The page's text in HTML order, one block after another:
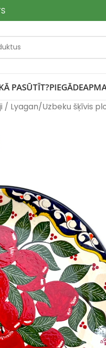
PASŪTĪT?PIEGĀDE
/ Lyagan Uzbeku šķīvis